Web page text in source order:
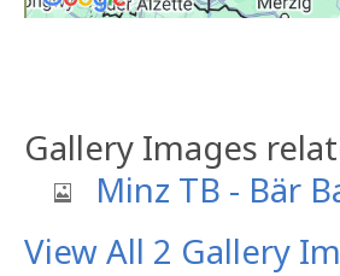
Gallery Images
Minz TB - Bär
View All 2 Gallery